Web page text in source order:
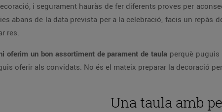
i segurament hauràs de fer diferents proves per
abans de la data prevista per a la celebració, facis un
res.
oferim un bon assortiment de parament de taula perquè
oferir als convidats. No és el mateix preparar la decoració
Una taula amb